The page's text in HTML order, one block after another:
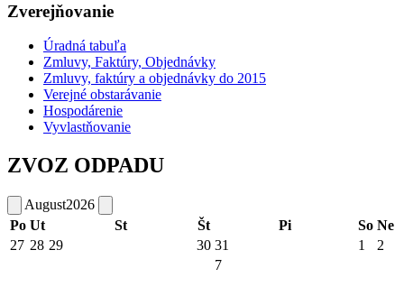
Zverejňovanie
Úradná tabuľa
Zmluvy, Faktúry, Objednávky
Zmluvy, faktúry a objednávky do 2015
Verejné obstarávanie
Hospodárenie
Vyvlastňovanie
ZVOZ ODPADU
August2026
Po Ut St Št Pi So Ne
27 28 29 30 31 1 2
7